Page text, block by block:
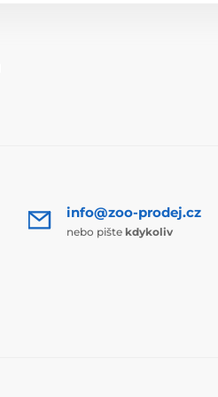
info@zoo-prodej.cz
nebo pište kdykoliv